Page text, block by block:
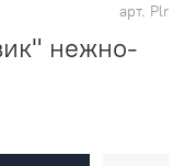
арт. Plr
нежно-